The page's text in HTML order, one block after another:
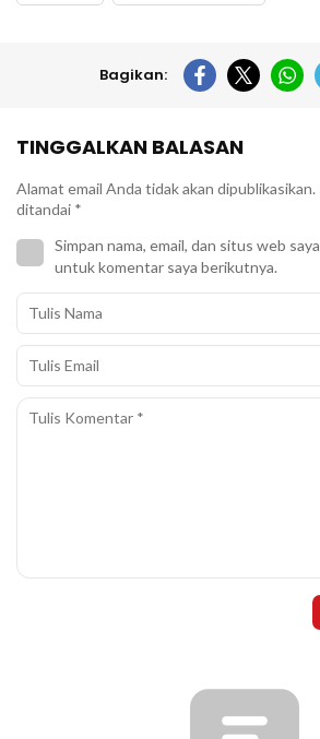
Bagikan:
TINGGALKAN BALASAN
Alamat email Anda tidak akan dipublikasikan.
ditandai *
Simpan nama, email, dan situs web
untuk komentar saya berikutnya.